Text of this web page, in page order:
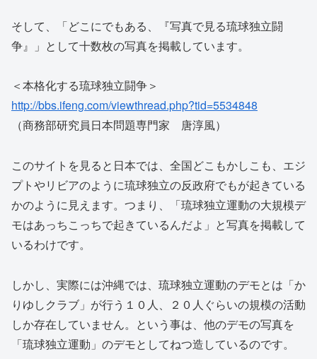
そして、「どこにでもある、『写真で見る琉球独立闘
争』」として十数枚の写真を掲載しています。
＜本格化する琉球独立闘争＞
http://bbs.ifeng.com/viewthread.php?tid=5534848
（商務部研究員日本問題専門家 唐淳風）
このサイトを見ると日本では、全国どこもかしこも、エジ
プトやリビアのように琉球独立の反政府でもが起きている
かのように見えます。つまり、「琉球独立運動の大規模デ
モはあっちこっちで起きているんだよ」と写真を掲載して
いるわけです。
しかし、実際には沖縄では、琉球独立運動のデモとは「か
りゆしクラブ」が行う１０人、２０人ぐらいの規模の活動
しか存在していません。という事は、他のデモの写真を
「琉球独立運動」のデモとしてねつ造しているのです。